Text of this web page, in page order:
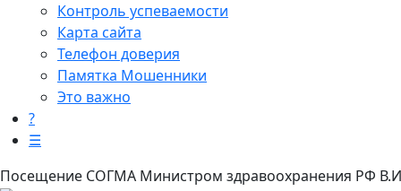
Контроль успеваемости
Карта сайта
Телефон доверия
Памятка Мошенники
Это важно
?
☰
Посещение СОГМА Министром здравоохранения РФ